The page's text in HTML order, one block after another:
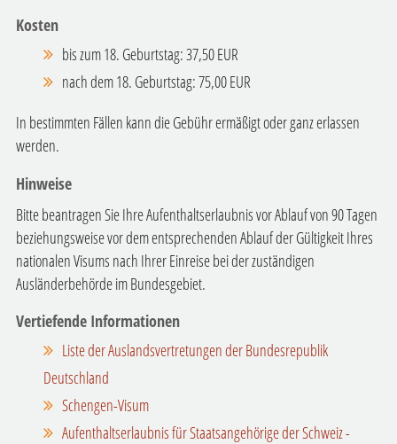
Kosten
bis zum 18. Geburtstag: 37,50 EUR
nach dem 18. Geburtstag: 75,00 EUR
In bestimmten Fällen kann die Gebühr ermäßigt oder ganz erlassen
werden.
Hinweise
Bitte beantragen Sie Ihre Aufenthaltserlaubnis vor Ablauf von 90 Tagen
beziehungsweise vor dem entsprechenden Ablauf der Gültigkeit Ihres
nationalen Visums nach Ihrer Einreise bei der zuständigen
Ausländerbehörde im Bundesgebiet.
Vertiefende Informationen
Liste der Auslandsvertretungen der Bundesrepublik
Deutschland
Schengen-Visum
Aufenthaltserlaubnis für Staatsangehörige der Schweiz -